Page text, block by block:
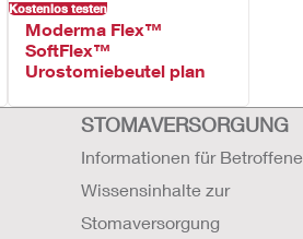
Kostenlos testen
Moderma Flex™
SoftFlex™
Urostomiebeutel plan
STOMAVERSORGUNG
Informationen für Betroffene
Wissensinhalte zur
Stomaversorgung